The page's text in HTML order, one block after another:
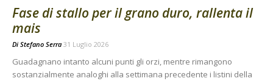
Fase di stallo per il grano duro, rallenta il
mais
Di Stefano Serra 31 Luglio 2026
Guadagnano intanto alcuni punti gli orzi, mentre rimangono
sostanzialmente analoghi alla settimana precedente i listini della